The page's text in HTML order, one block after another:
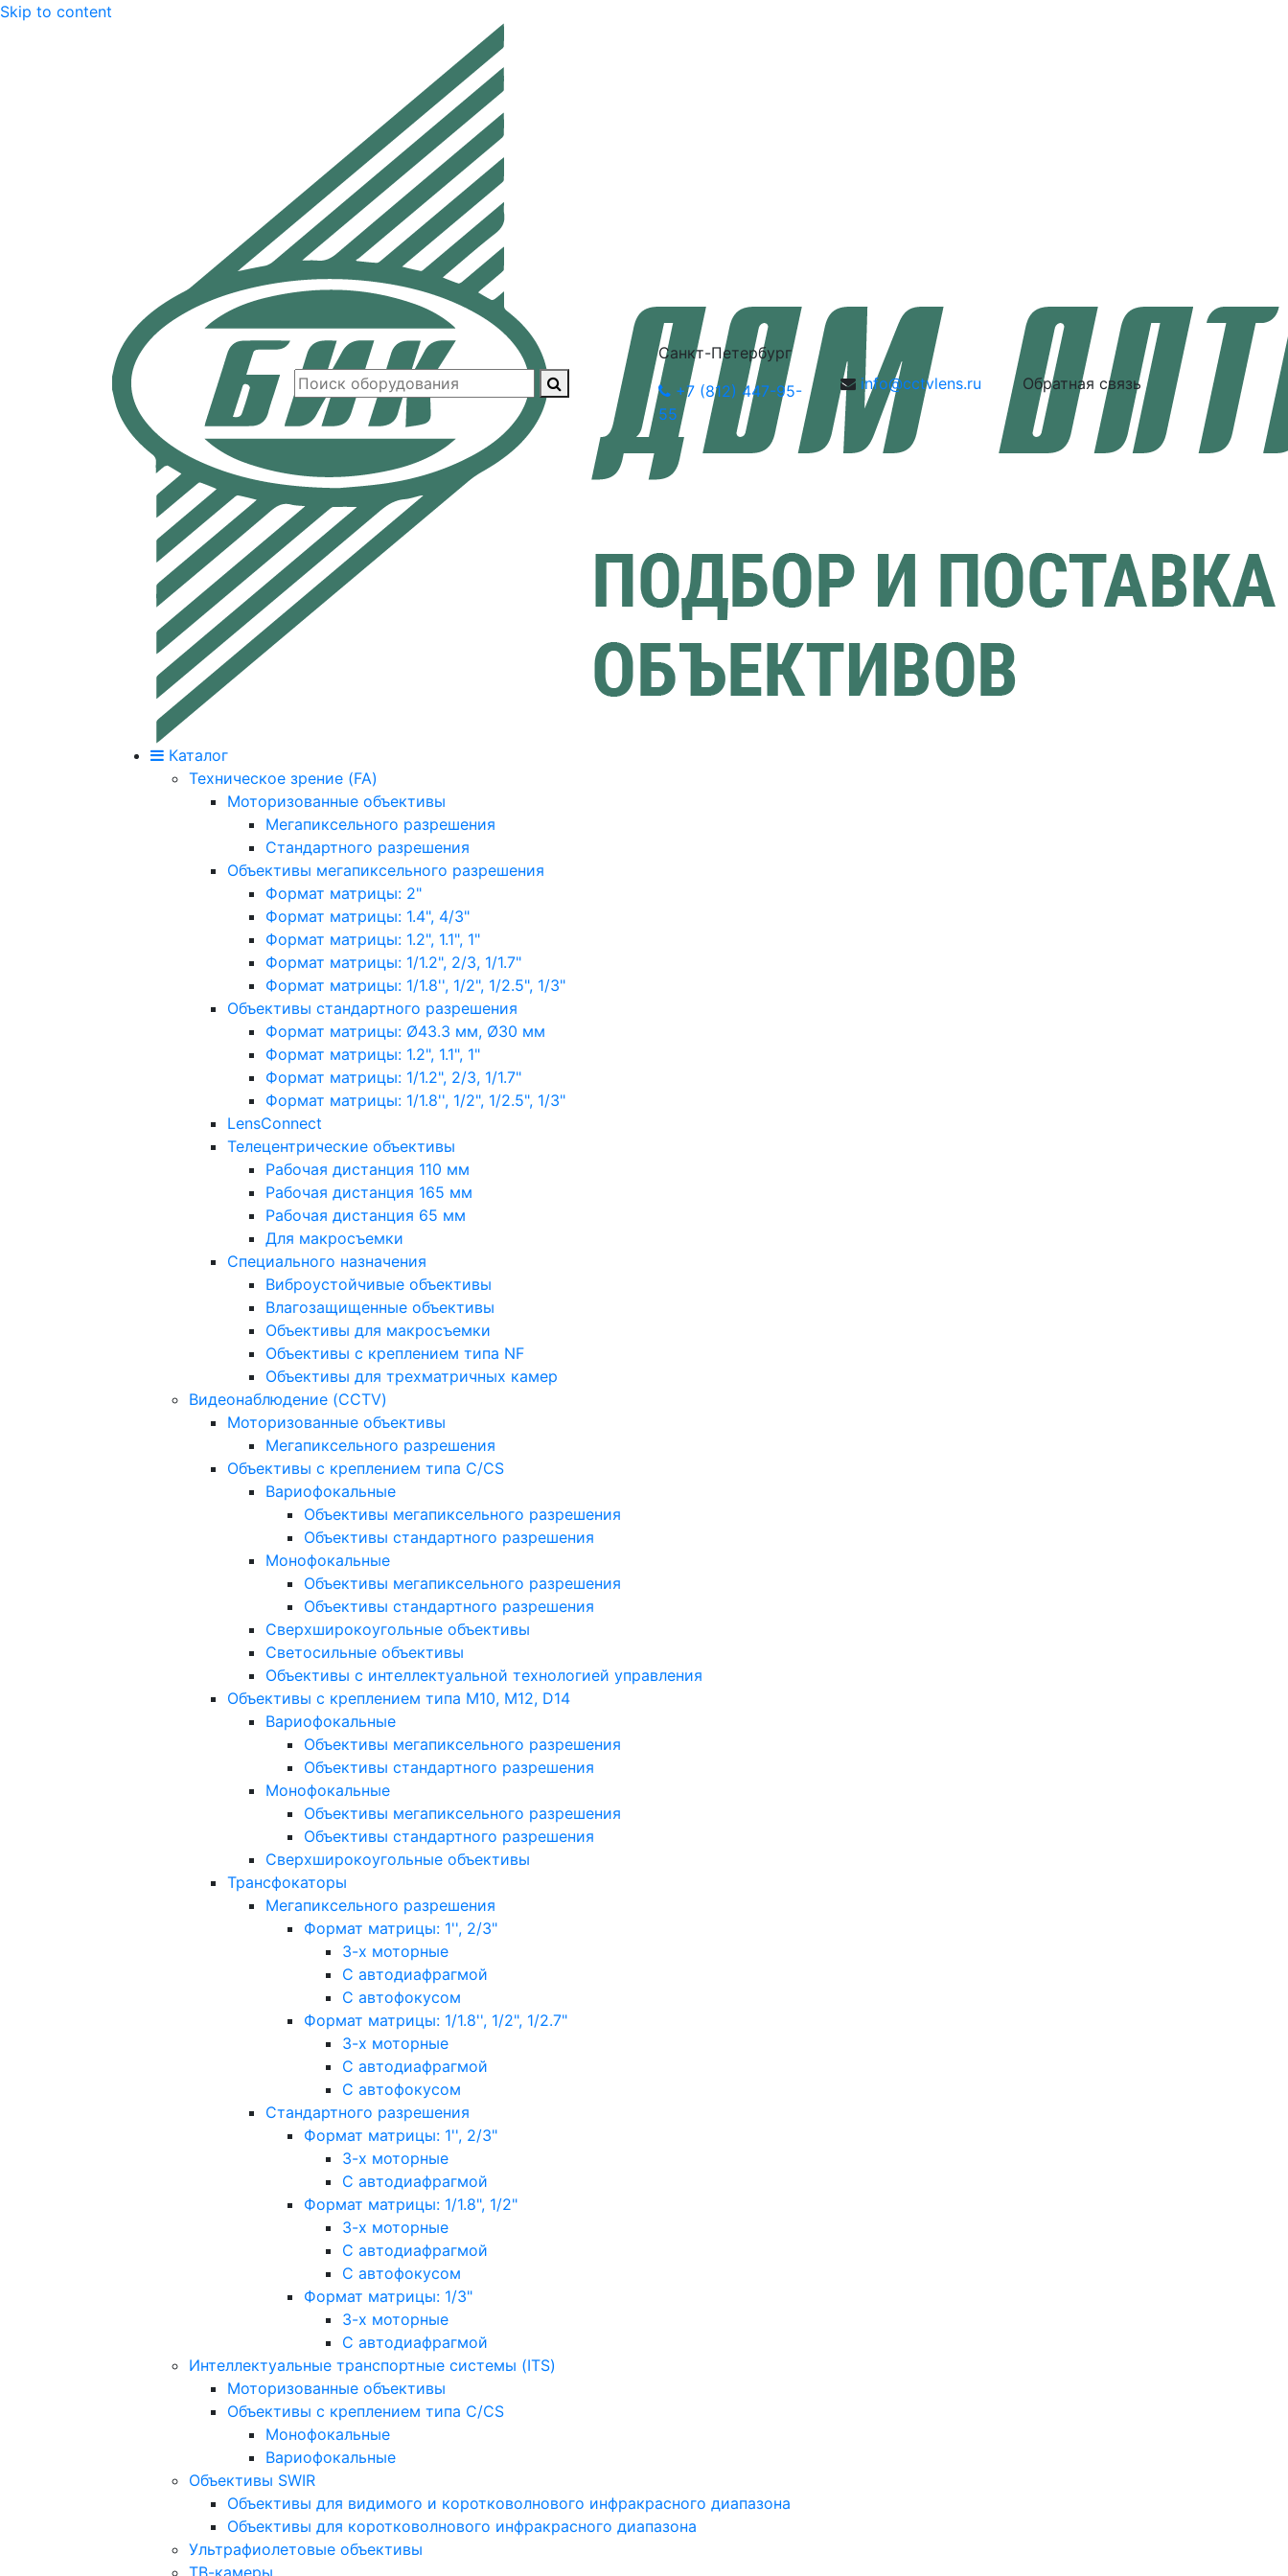
Skip to content
Санкт-Петербург
+7 (812) 447-95-
55
info@cctvlens.ru Обратная связь
Каталог
Техническое зрение (FA)
Моторизованные объективы
Мегапиксельного разрешения
Стандартного разрешения
Объективы мегапиксельного разрешения
Формат матрицы: 2"
Формат матрицы: 1.4", 4/3"
Формат матрицы: 1.2", 1.1", 1"
Формат матрицы: 1/1.2", 2/3, 1/1.7"
Формат матрицы: 1/1.8'', 1/2", 1/2.5", 1/3"
Объективы стандартного разрешения
Формат матрицы: Ø43.3 мм, Ø30 мм
Формат матрицы: 1.2", 1.1", 1"
Формат матрицы: 1/1.2", 2/3, 1/1.7"
Формат матрицы: 1/1.8'', 1/2", 1/2.5", 1/3"
LensConnect
Телецентрические объективы
Рабочая дистанция 110 мм
Рабочая дистанция 165 мм
Рабочая дистанция 65 мм
Для макросъемки
Специального назначения
Виброустойчивые объективы
Влагозащищенные объективы
Объективы для макросъемки
Объективы с креплением типа NF
Объективы для трехматричных камер
Видеонаблюдение (CCTV)
Моторизованные объективы
Мегапиксельного разрешения
Объективы с креплением типа C/CS
Вариофокальные
Объективы мегапиксельного разрешения
Объективы стандартного разрешения
Монофокальные
Объективы мегапиксельного разрешения
Объективы стандартного разрешения
Сверхширокоугольные объективы
Светосильные объективы
Объективы с интеллектуальной технологией управления
Объективы с креплением типа M10, M12, D14
Вариофокальные
Объективы мегапиксельного разрешения
Объективы стандартного разрешения
Монофокальные
Объективы мегапиксельного разрешения
Объективы стандартного разрешения
Сверхширокоугольные объективы
Трансфокаторы
Мегапиксельного разрешения
Формат матрицы: 1'', 2/3"
3-х моторные
С автодиафрагмой
С автофокусом
Формат матрицы: 1/1.8'', 1/2", 1/2.7"
3-х моторные
С автодиафрагмой
С автофокусом
Стандартного разрешения
Формат матрицы: 1'', 2/3"
3-х моторные
С автодиафрагмой
Формат матрицы: 1/1.8", 1/2"
3-х моторные
С автодиафрагмой
С автофокусом
Формат матрицы: 1/3"
3-х моторные
С автодиафрагмой
Интеллектуальные транспортные системы (ITS)
Моторизованные объективы
Объективы с креплением типа C/CS
Монофокальные
Вариофокальные
Объективы SWIR
Объективы для видимого и коротковолнового инфракрасного диапазона
Объективы для коротковолнового инфракрасного диапазона
Ультрафиолетовые объективы
ТВ-камеры